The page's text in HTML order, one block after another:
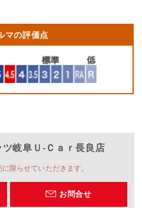
マの評価点
ツ岐阜 Ｕ‐Ｃａｒ長良店
限らせていただきます。
お問合せ